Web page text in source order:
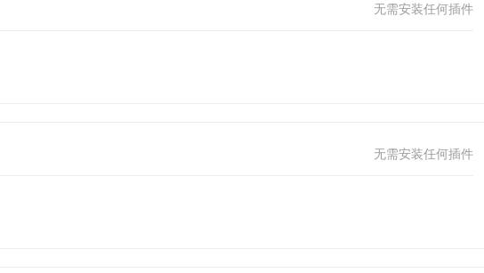
无需安装任何插件
无需安装任何插件